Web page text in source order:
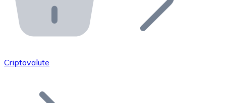
API Bitnovo
Integra la nostra API nel tuo ecosistema.
Unisciti alla nostra rete di rivenditori e
Aggiungi il token del tuo progetto al nostro servizio di
Criptovalute